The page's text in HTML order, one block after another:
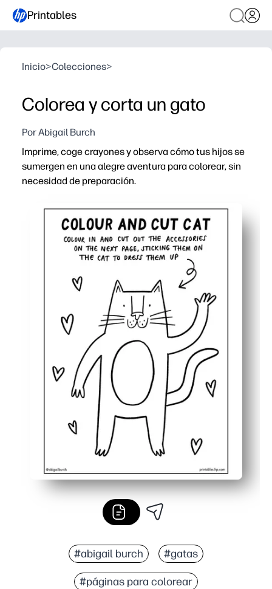
Printables
Inicio>Colecciones>
Colorea y corta un gato
Por Abigail Burch
Imprime, coge crayones y observa cómo tus hijos se
sumergen en una alegre aventura para colorear, sin
necesidad de preparación.
Actividad para imprimir y llevar que llena la hora de
Ayuda a sus hijos a desarrollar el control de la
Los mantiene felizmente ocupados sin pantallas:
Perfecto para el hogar, el aula y los viajes: fácil de
#abigail burch #gatas
#páginas para colorear